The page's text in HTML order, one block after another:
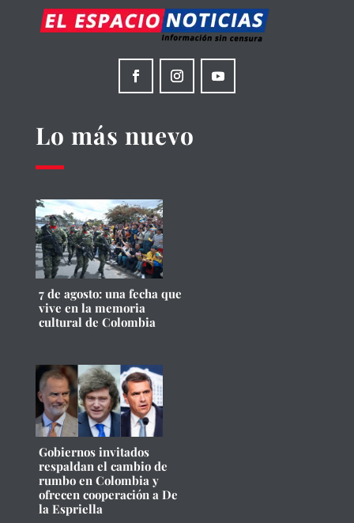
Lo más nuevo
7 de agosto: una fecha que
vive en la memoria
cultural de Colombia
Gobiernos invitados
respaldan el cambio de
rumbo en Colombia y
ofrecen cooperación a De
la Espriella